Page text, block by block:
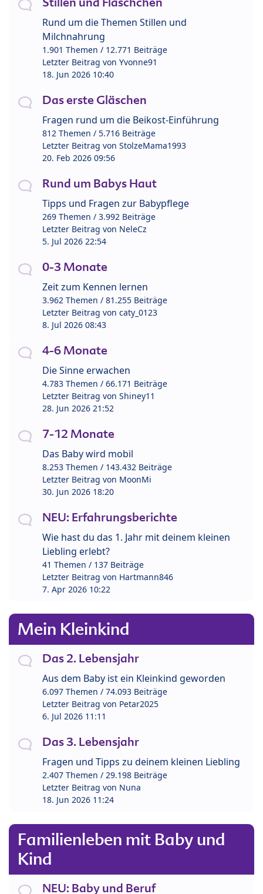
Rund um die Themen Stillen und
Milchnahrung
1.901 Themen / 12.771 Beiträge
Letzter Beitrag von Yvonne91
18. Jun 2026 10:40
Das erste Gläschen
Fragen rund um die Beikost-Einführung
812 Themen / 5.716 Beiträge
Letzter Beitrag von StolzeMama1993
20. Feb 2026 09:56
Rund um Babys Haut
Tipps und Fragen zur Babypflege
269 Themen / 3.992 Beiträge
Letzter Beitrag von NeleCz
5. Jul 2026 22:54
0-3 Monate
Zeit zum Kennen lernen
3.962 Themen / 81.255 Beiträge
Letzter Beitrag von caty_0123
8. Jul 2026 08:43
4-6 Monate
Die Sinne erwachen
4.783 Themen / 66.171 Beiträge
Letzter Beitrag von Shiney11
28. Jun 2026 21:52
7-12 Monate
Das Baby wird mobil
8.253 Themen / 143.432 Beiträge
Letzter Beitrag von MoonMi
30. Jun 2026 18:20
NEU: Erfahrungsberichte
Wie hast du das 1. Jahr mit deinem kleinen
Liebling erlebt?
41 Themen / 137 Beiträge
Letzter Beitrag von Hartmann846
7. Apr 2026 10:22
Mein Kleinkind
Das 2. Lebensjahr
Aus dem Baby ist ein Kleinkind geworden
6.097 Themen / 74.093 Beiträge
Letzter Beitrag von Petar2025
6. Jul 2026 11:11
Das 3. Lebensjahr
Fragen und Tipps zu deinem kleinen Liebling
2.407 Themen / 29.198 Beiträge
Letzter Beitrag von Nuna
18. Jun 2026 11:24
Familienleben mit Baby und
Kind
NEU: Baby und Beruf